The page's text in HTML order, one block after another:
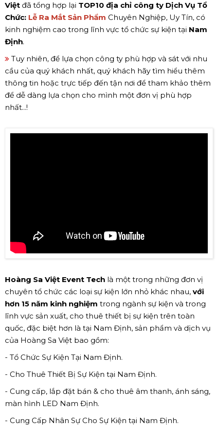
Việt đã tổng hợp lại TOP10 địa chỉ công ty Dịch Vụ Tổ
Chức: Lễ Ra Mắt Sản Phẩm Chuyên Nghiệp, Uy Tín, có
kinh nghiệm cao trong lĩnh vực tổ chức sự kiện tại Nam
Định.
Tuy nhiên, để lựa chọn công ty phù hợp và sát với nhu
cầu của quý khách nhất, quý khách hãy tìm hiểu thêm
thông tin hoặc trực tiếp đến tận nơi để tham khảo thêm
để dễ dàng lựa chọn cho mình một đơn vị phù hợp
nhất...!
Hoàng Sa Việt Event Tech là một trong những đơn vị
chuyên tổ chức các loại sự kiện lớn nhỏ khác nhau, với
hơn 15 năm kinh nghiệm trong ngành sự kiện và trong
lĩnh vực sản xuất, cho thuê thiết bị sự kiện trên toàn
quốc, đặc biệt hơn là tại Nam Định, sản phẩm và dịch vụ
của Hoàng Sa Việt bao gồm:
- Tổ Chức Sự Kiện Tại Nam Định.
- Cho Thuê Thiết Bị Sự Kiện tại Nam Định.
- Cung cấp, lắp đặt bán & cho thuê âm thanh, ánh sáng,
màn hình LED Nam Định.
- Cung Cấp Nhân Sự Cho Sự Kiện tại Nam Định.